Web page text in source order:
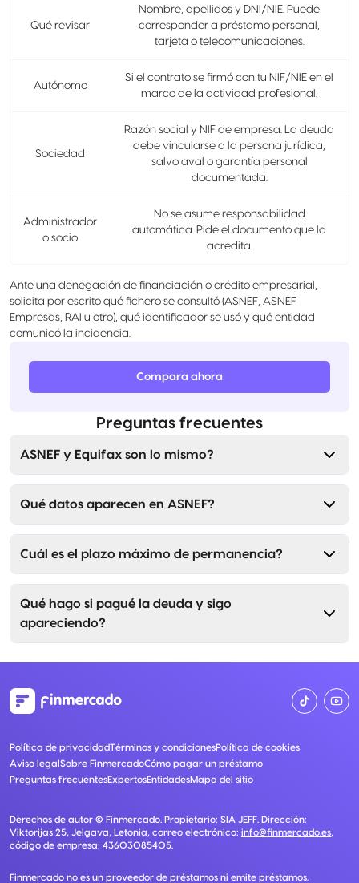
Qué revisar
Nombre, apellidos y DNI/NIE. Puede
corresponder a préstamo personal,
tarjeta o telecomunicaciones.
Autónomo
Si el contrato se firmó con tu NIF/NIE en el
marco de la actividad profesional.
Sociedad
Razón social y NIF de empresa. La deuda
debe vincularse a la persona jurídica,
salvo aval o garantía personal
documentada.
Administrador
o socio
No se asume responsabilidad
automática. Pide el documento que la
acredita.
Ante una denegación de financiación o crédito empresarial,
solicita por escrito qué fichero se consultó (ASNEF, ASNEF
Empresas, RAI u otro), qué identificador se usó y qué entidad
comunicó la incidencia.
Compara ahora
Preguntas frecuentes
ASNEF y Equifax son lo mismo?
Qué datos aparecen en ASNEF?
Cuál es el plazo máximo de permanencia?
Qué hago si pagué la deuda y sigo
apareciendo?
Política de privacidadTérminos y condicionesPolítica de cookies
Aviso legalSobre FinmercadoCómo pagar un préstamo
Preguntas frecuentesExpertosEntidadesMapa del sitio
Derechos de autor © Finmercado. Propietario: SIA JEFF. Dirección:
Viktorijas 25, Jelgava, Letonia, correo electrónico: info@finmercado.es,
código de empresa: 43603085405.
Finmercado no es un proveedor de préstamos ni emite préstamos.